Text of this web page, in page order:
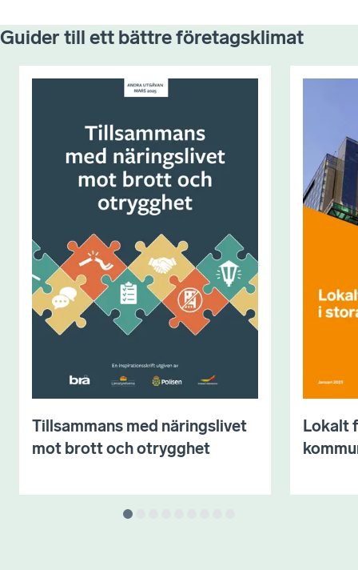
Guider till ett bättre företagsklimat
Tillsammans med näringslivet
mot brott och otrygghet
Lokalt